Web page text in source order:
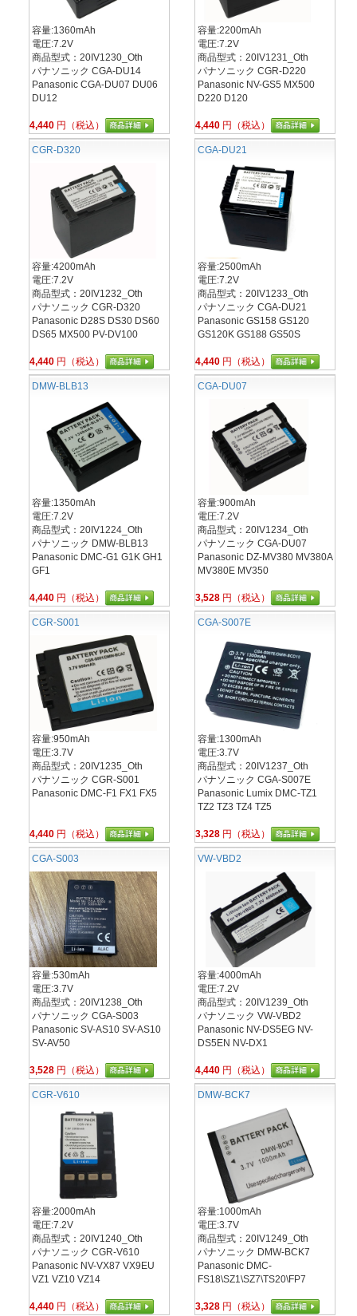
容量:1360mAh
電圧:7.2V
商品型式：20IV1230_Oth
パナソニック CGA-DU14
Panasonic CGA-DU07 DU06
DU12
4,440 円（税込）
容量:2200mAh
電圧:7.2V
商品型式：20IV1231_Oth
パナソニック CGR-D220
Panasonic NV-GS5 MX500
D220 D120
4,440 円（税込）
CGR-D320
容量:4200mAh
電圧:7.2V
商品型式：20IV1232_Oth
パナソニック CGR-D320
Panasonic D28S DS30 DS60
DS65 MX500 PV-DV100
4,440 円（税込）
CGA-DU21
容量:2500mAh
電圧:7.2V
商品型式：20IV1233_Oth
パナソニック CGA-DU21
Panasonic GS158 GS120
GS120K GS188 GS50S
4,440 円（税込）
DMW-BLB13
容量:1350mAh
電圧:7.2V
商品型式：20IV1224_Oth
パナソニック DMW-BLB13
Panasonic DMC-G1 G1K GH1
GF1
4,440 円（税込）
CGA-DU07
容量:900mAh
電圧:7.2V
商品型式：20IV1234_Oth
パナソニック CGA-DU07
Panasonic DZ-MV380 MV380A
MV380E MV350
3,528 円（税込）
CGR-S001
容量:950mAh
電圧:3.7V
商品型式：20IV1235_Oth
パナソニック CGR-S001
Panasonic DMC-F1 FX1 FX5
4,440 円（税込）
CGA-S007E
容量:1300mAh
電圧:3.7V
商品型式：20IV1237_Oth
パナソニック CGA-S007E
Panasonic Lumix DMC-TZ1
TZ2 TZ3 TZ4 TZ5
3,328 円（税込）
CGA-S003
容量:530mAh
電圧:3.7V
商品型式：20IV1238_Oth
パナソニック CGA-S003
Panasonic SV-AS10 SV-AS10
SV-AV50
3,528 円（税込）
VW-VBD2
容量:4000mAh
電圧:7.2V
商品型式：20IV1239_Oth
パナソニック VW-VBD2
Panasonic NV-DS5EG NV-
DS5EN NV-DX1
4,440 円（税込）
CGR-V610
容量:2000mAh
電圧:7.2V
商品型式：20IV1240_Oth
パナソニック CGR-V610
Panasonic NV-VX87 VX9EU
VZ1 VZ10 VZ14
4,440 円（税込）
DMW-BCK7
容量:1000mAh
電圧:3.7V
商品型式：20IV1249_Oth
パナソニック DMW-BCK7
Panasonic DMC-
FS18\SZ1\SZ7\TS20\FP7
3,328 円（税込）